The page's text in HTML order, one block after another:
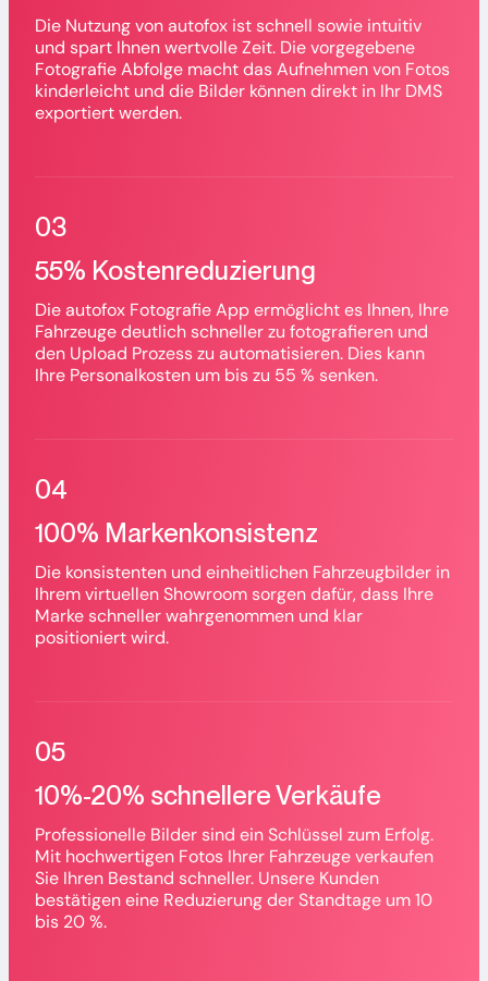
Die Nutzung von autofox ist schnell sowie intuitiv
und spart Ihnen wertvolle Zeit. Die vorgegebene
Fotografie Abfolge macht das Aufnehmen von Fotos
kinderleicht und die Bilder können direkt in Ihr DMS
exportiert werden.
03
55% Kostenreduzierung
Die autofox Fotografie App ermöglicht es Ihnen, Ihre
Fahrzeuge deutlich schneller zu fotografieren und
den Upload Prozess zu automatisieren. Dies kann
Ihre Personalkosten um bis zu 55 % senken.
04
100% Markenkonsistenz
Die konsistenten und einheitlichen Fahrzeugbilder in
Ihrem virtuellen Showroom sorgen dafür, dass Ihre
Marke schneller wahrgenommen und klar
positioniert wird.
05
10%-20% schnellere Verkäufe
Professionelle Bilder sind ein Schlüssel zum Erfolg.
Mit hochwertigen Fotos Ihrer Fahrzeuge verkaufen
Sie Ihren Bestand schneller. Unsere Kunden
bestätigen eine Reduzierung der Standtage um 10
bis 20 %.